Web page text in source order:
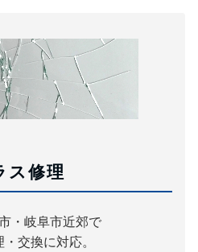
ス修理
・岐阜市近郊で
交換に対応。